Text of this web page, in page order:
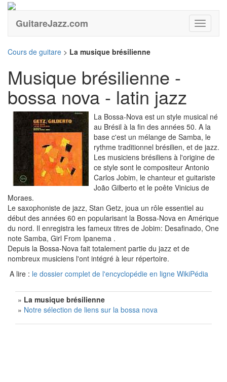
GuitareJazz.com
Cours de guitare > La musique brésilienne
Musique brésilienne -
bossa nova - latin jazz
La Bossa-Nova est un style musical né
au Brésil à la fin des années 50. A la
base c'est un mélange de Samba, le
rythme traditionnel brésilien, et de jazz.
Les musiciens brésiliens à l'origine de
ce style sont le compositeur Antonio
Carlos Jobim, le chanteur et guitariste
João Gilberto et le poête Vinicius de
Moraes.
Le saxophoniste de jazz, Stan Getz, joua un rôle essentiel au
début des années 60 en popularisant la Bossa-Nova en Amérique
du nord. Il enregistra les fameux titres de Jobim: Desafinado, One
note Samba, Girl From Ipanema .
Depuis la Bossa-Nova fait totalement partie du jazz et de
nombreux musiciens l'ont intégré à leur répertoire.
A lire : le dossier complet de l'encyclopédie en ligne WikiPédia
» La musique brésilienne
» Notre sélection de liens sur la bossa nova